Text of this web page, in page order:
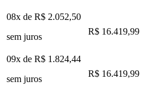
08x de R$ 2.052,50
sem juros
R$ 16.419,99
09x de R$ 1.824,44
sem juros
R$ 16.419,99